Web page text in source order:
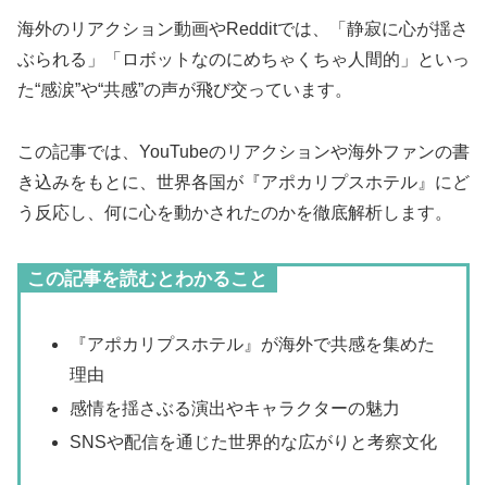
海外のリアクション動画やRedditでは、「静寂に心が揺さ
ぶられる」「ロボットなのにめちゃくちゃ人間的」といっ
た“感涙”や“共感”の声が飛び交っています。
この記事では、YouTubeのリアクションや海外ファンの書
き込みをもとに、世界各国が『アポカリプスホテル』にど
う反応し、何に心を動かされたのかを徹底解析します。
この記事を読むとわかること
『アポカリプスホテル』が海外で共感を集めた
理由
感情を揺さぶる演出やキャラクターの魅力
SNSや配信を通じた世界的な広がりと考察文化